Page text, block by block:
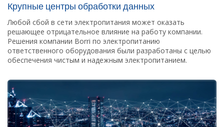
Крупные центры обработки данных
Любой сбой в сети электропитания может оказать
решающее отрицательное влияние на работу компании.
Решения компании Borri по электропитанию
ответственного оборудования были разработаны с целью
обеспечения чистым и надежным электропитанием.